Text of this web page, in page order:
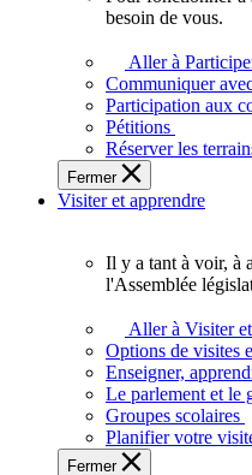
plein
potentiel,
l'Assemblée
a
besoin
de
besoin de vous.
Aller à
Communiquer
Participation aux
Pétitions
Réserver les
Fermer
Visiter et apprendre
voir,
apprendre
et
Il y a tant à voir, à
l'Assemblée
Aller à Visiter
Options de visites
Enseigner,
Le parlement et le
Groupes scolaires
Planifier votre
Fermer